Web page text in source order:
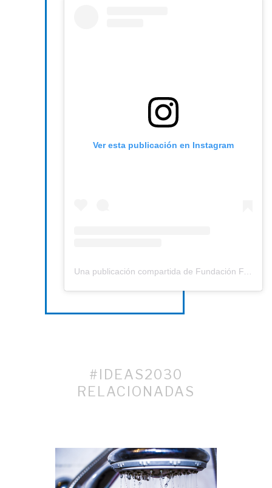
Ver esta publicación en Instagram
#IDEAS2030
RELACIONADAS